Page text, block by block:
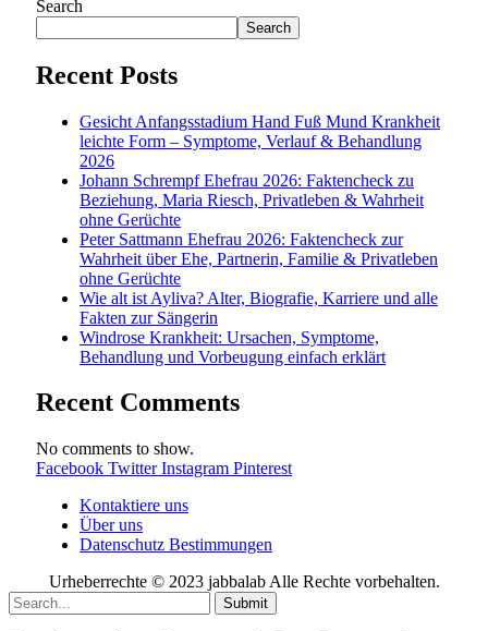
Search
Search
Recent Posts
Gesicht Anfangsstadium Hand Fuß Mund Krankheit
leichte Form – Symptome, Verlauf & Behandlung
2026
Johann Schrempf Ehefrau 2026: Faktencheck zu
Beziehung, Maria Riesch, Privatleben & Wahrheit
ohne Gerüchte
Peter Sattmann Ehefrau 2026: Faktencheck zur
Wahrheit über Ehe, Partnerin, Familie & Privatleben
ohne Gerüchte
Wie alt ist Ayliva? Alter, Biografie, Karriere und alle
Fakten zur Sängerin
Windrose Krankheit: Ursachen, Symptome,
Behandlung und Vorbeugung einfach erklärt
Recent Comments
No comments to show.
Facebook Twitter Instagram Pinterest
Kontaktiere uns
Über uns
Datenschutz Bestimmungen
Urheberrechte © 2023 jabbalab Alle Rechte vorbehalten.
Submit